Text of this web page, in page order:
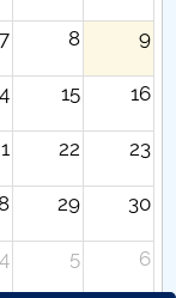
7 8 9
15 16
22 23
29 30
4 5 6